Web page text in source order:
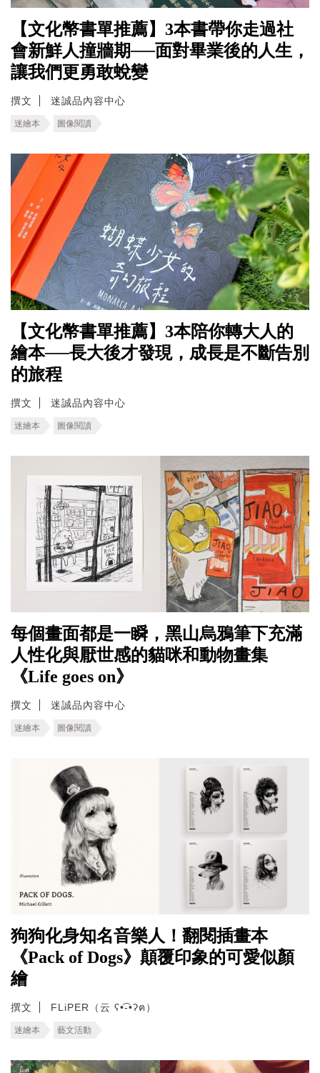
【文化幣書單推薦】3本書帶你走過社
會新鮮人撞牆期──面對畢業後的人生，
讓我們更勇敢蛻變
撰文 迷誠品內容中心
迷繪本 圖像閱讀
【文化幣書單推薦】3本陪你轉大人的
繪本──長大後才發現，成長是不斷告別
的旅程
撰文 迷誠品內容中心
迷繪本 圖像閱讀
每個畫面都是一瞬，黑山烏鴉筆下充滿
人性化與厭世感的貓咪和動物畫集
《Life goes on》
撰文 迷誠品內容中心
迷繪本 圖像閱讀
狗狗化身知名音樂人！翻閱插畫本
《Pack of Dogs》顛覆印象的可愛似顏
繪
撰文 FLiPER（云 ʕ•͡-•ʔฅ）
迷繪本 藝文活動